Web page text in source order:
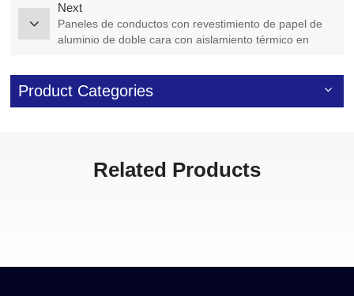
Next
Paneles de conductos con revestimiento de papel de
aluminio de doble cara con aislamiento térmico en
Product Categories
Related Products